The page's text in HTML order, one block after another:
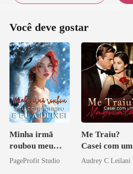
Você deve gostar
Minha irmã
roubou meu
companheiro e
PageProfit Studio
Me Traiu?
Casei com um
Magnata
Audrey C Leilani